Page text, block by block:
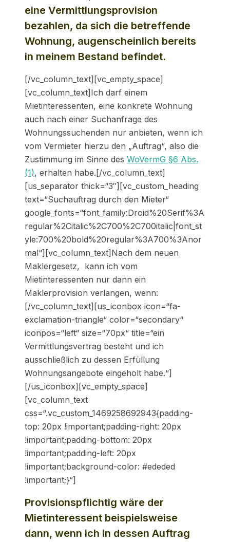
eine Vermittlungsprovision
bezahlen, da sich die betreffende
Wohnung, augenscheinlich bereits
in meinem Bestand befindet.
[/vc_column_text][vc_empty_space]
[vc_column_text]Ich darf einem
Mietinteressenten, eine konkrete Wohnung
auch nach einer Suchanfrage des
Wohnungssuchenden nur anbieten, wenn ich
vom Vermieter hierzu den „Auftrag“, also die
Zustimmung im Sinne des WoVermG §6 Abs.
(1), erhalten habe.[/vc_column_text]
[us_separator thick=“3″][vc_custom_heading
text=“Suchauftrag durch den Mieter“
google_fonts=“font_family:Droid%20Serif%3A
regular%2Citalic%2C700%2C700italic|font_st
yle:700%20bold%20regular%3A700%3Anor
mal“][vc_column_text]Nach dem neuen
Maklergesetz, kann ich vom
Mietinteressenten nur dann ein
Maklerprovision verlangen, wenn:
[/vc_column_text][us_iconbox icon=“fa-
exclamation-triangle“ color=“secondary“
iconpos=“left“ size=“70px“ title=“ein
Vermittlungsvertrag besteht und ich
ausschließlich zu dessen Erfüllung
Wohnungsangebote eingeholt habe.“]
[/us_iconbox][vc_empty_space]
[vc_column_text
css=“.vc_custom_1469258692943{padding-
top: 20px !important;padding-right: 20px
!important;padding-bottom: 20px
!important;padding-left: 20px
!important;background-color: #ededed
!important;}“]
Provisionspflichtig wäre der
Mietinteressent beispielsweise
dann, wenn ich in dessen Auftrag